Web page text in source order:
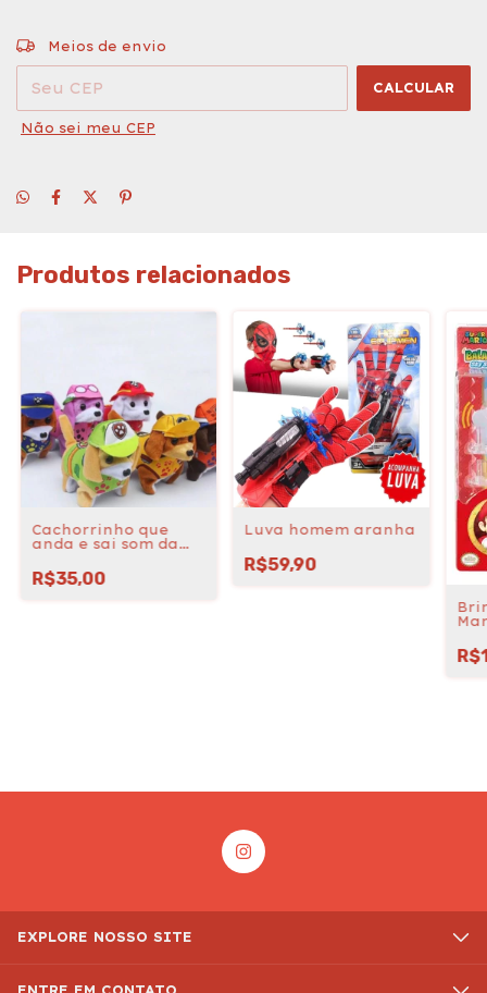
Entregas para o CEP:
Meios de envio
CALCULAR
Não sei meu CEP
Produtos relacionados
Cachorrinho que
anda e sai som da
R$35,00
Luva homem aranha
R$59,90
EXPLORE NOSSO SITE